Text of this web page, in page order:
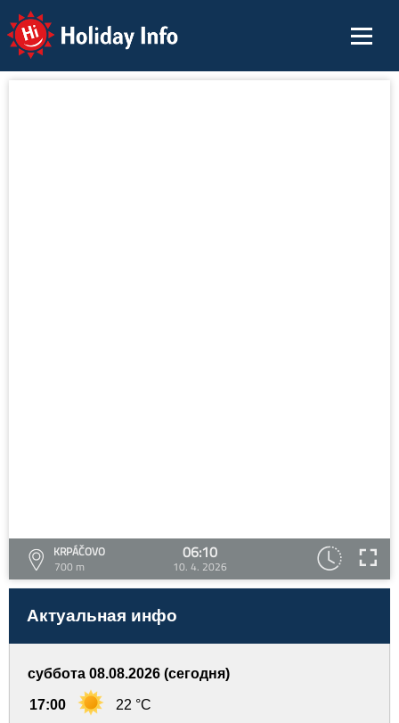
Holiday Info
KRPÁČOVO
700 m
06:10
10. 4. 2026
Актуальная инфо
суббота 08.08.2026 (сегодня)
17:00 22 °C